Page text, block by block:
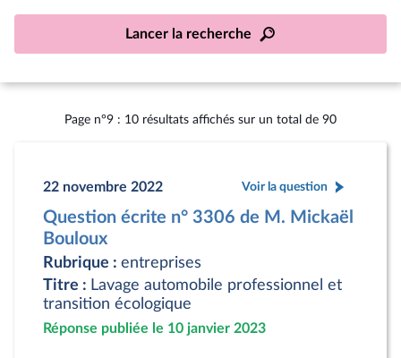
Lancer la recherche
Page n°9 : 10 résultats affichés sur un total de 90
22 novembre 2022 Voir la question
Question écrite n° 3306 de M. Mickaël
Bouloux
Rubrique : entreprises
Titre : Lavage automobile professionnel et
transition écologique
Réponse publiée le 10 janvier 2023